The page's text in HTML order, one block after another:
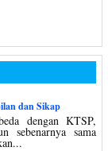
dan Sikap
dengan KTSP,
sebenarnya sama